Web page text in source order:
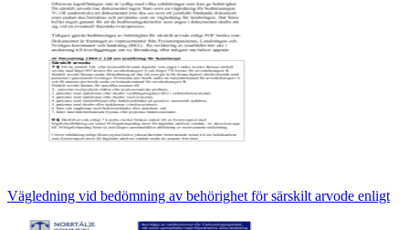
Vägledning vid bedömning av behörighet för särskilt arvode enligt